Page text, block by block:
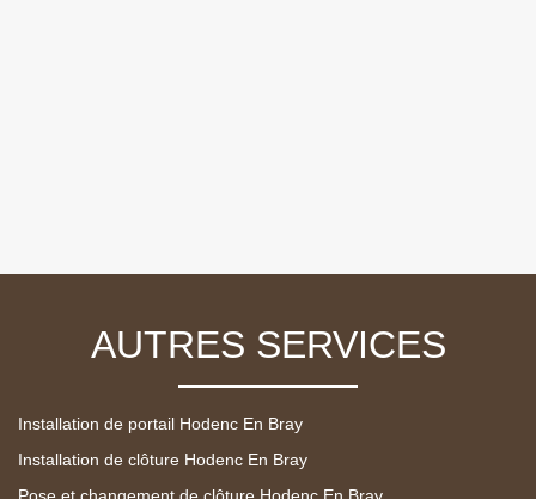
AUTRES SERVICES
Installation de portail Hodenc En Bray
Installation de clôture Hodenc En Bray
Pose et changement de clôture Hodenc En Bray